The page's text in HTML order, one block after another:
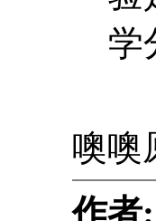
学
噢噢
作者: